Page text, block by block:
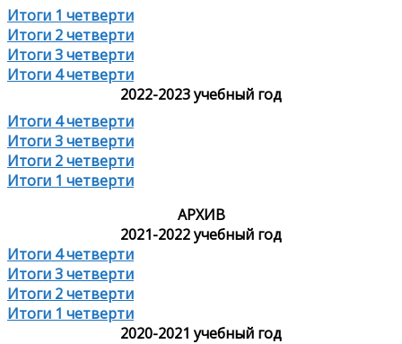
Итоги 1 четверти
Итоги 2 четверти
Итоги 3 четверти
Итоги 4 четверти
2022-2023 учебный год
Итоги 4 четверти
Итоги 3 четверти
Итоги 2 четверти
Итоги 1 четверти
АРХИВ
2021-2022 учебный год
Итоги 4 четверти
Итоги 3 четверти
Итоги 2 четверти
Итоги 1 четверти
2020-2021 учебный год